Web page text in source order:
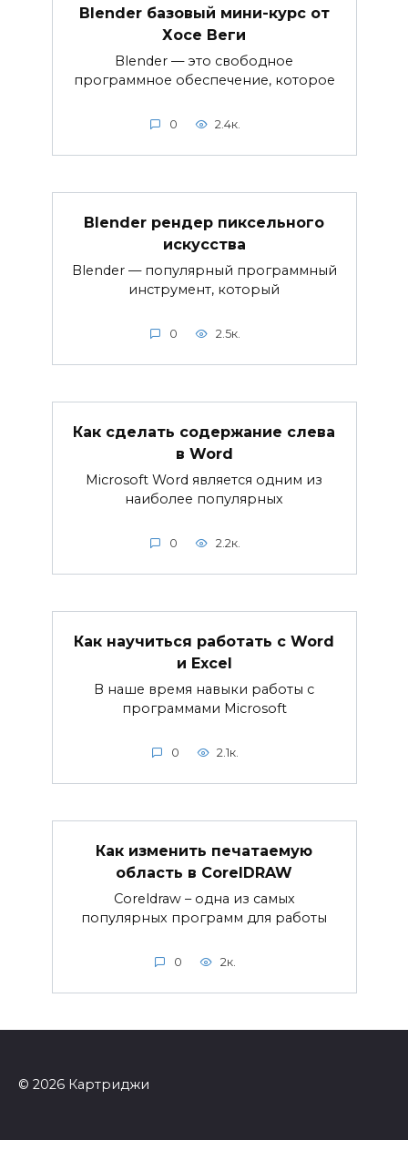
Blender базовый мини-курс от
Хосе Веги
Blender — это свободное
программное обеспечение, которое
0 2.4к.
Blender рендер пиксельного
искусства
Blender — популярный программный
инструмент, который
0 2.5к.
Как сделать содержание слева
в Word
Microsoft Word является одним из
наиболее популярных
0 2.2к.
Как научиться работать с Word
и Excel
В наше время навыки работы с
программами Microsoft
0 2.1к.
Как изменить печатаемую
область в CorelDRAW
Coreldraw – одна из самых
популярных программ для работы
0 2к.
© 2026 Картриджи